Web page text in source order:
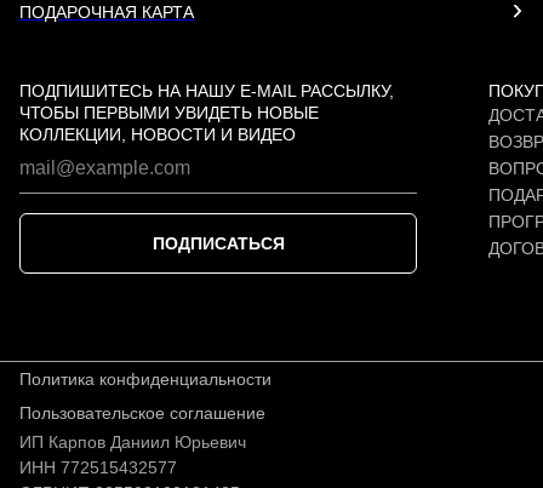
ПОДАРОЧНАЯ КАРТА
ПОДПИШИТЕСЬ НА НАШУ E-MAIL РАССЫЛКУ,
ЧТОБЫ ПЕРВЫМИ УВИДЕТЬ НОВЫЕ
КОЛЛЕКЦИИ, НОВОСТИ И ВИДЕО
ПОДПИСАТЬСЯ
ИП Карпов Даниил Юрьевич
ИНН 772515432577
Политика конфиденциальности
Пользовательское соглашение